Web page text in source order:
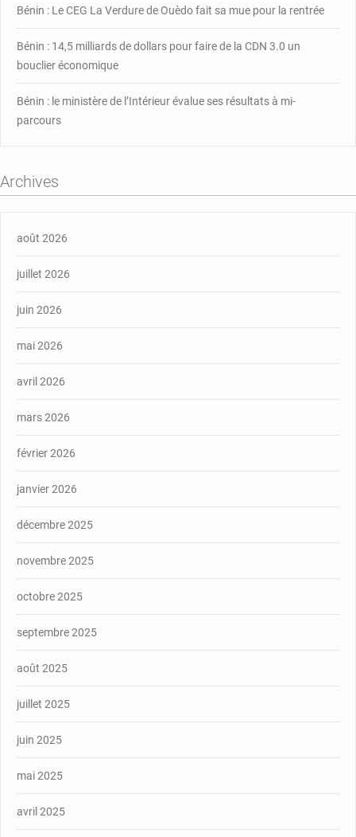
Bénin : Le CEG La Verdure de Ouèdo fait sa mue pour la rentrée
Bénin : 14,5 milliards de dollars pour faire de la CDN 3.0 un
bouclier économique
Bénin : le ministère de l’Intérieur évalue ses résultats à mi-
parcours
Archives
août 2026
juillet 2026
juin 2026
mai 2026
avril 2026
mars 2026
février 2026
janvier 2026
décembre 2025
novembre 2025
octobre 2025
septembre 2025
août 2025
juillet 2025
juin 2025
mai 2025
avril 2025